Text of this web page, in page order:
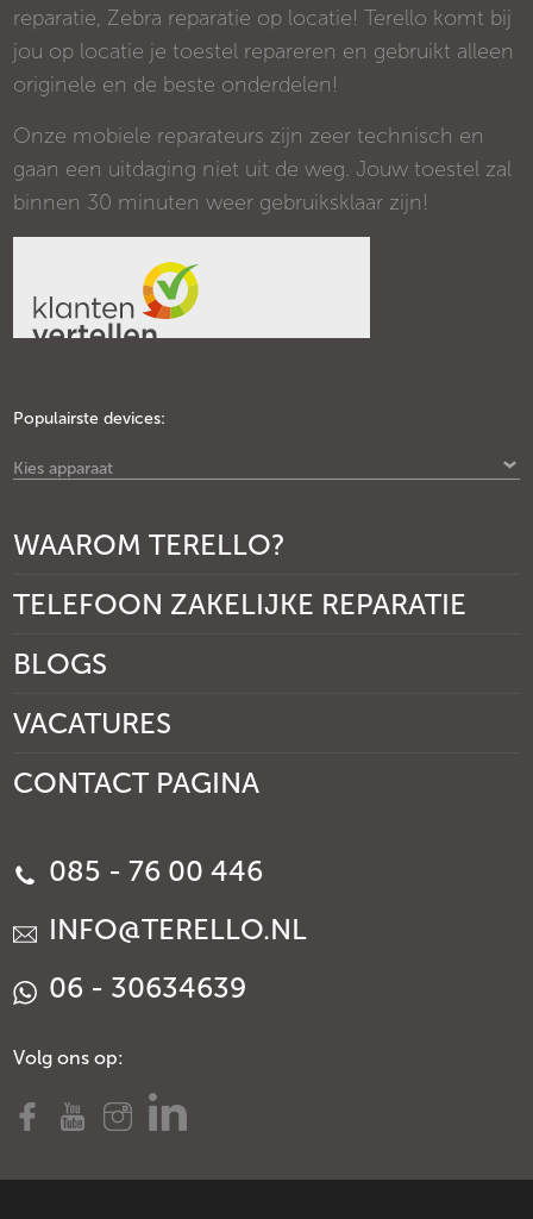
reparatie, Zebra reparatie op locatie! Terello komt bij
jou op locatie je toestel repareren en gebruikt alleen
originele en de beste onderdelen!
Onze mobiele reparateurs zijn zeer technisch en
gaan een uitdaging niet uit de weg. Jouw toestel zal
binnen 30 minuten weer gebruiksklaar zijn!
Populairste devices:
Kies apparaat
WAAROM TERELLO?
TELEFOON ZAKELIJKE REPARATIE
BLOGS
VACATURES
CONTACT PAGINA
085 - 76 00 446
INFO@TERELLO.NL
06 - 30634639
Volg ons op: